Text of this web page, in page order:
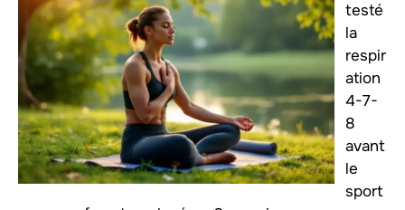
testé
la
respir
ation
4-7-
8
avant
le
sport